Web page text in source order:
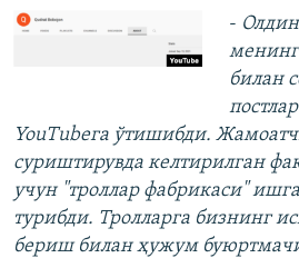
-
билан
YouTubeга ўтишибди.
суриштирувда келтирилган
учун "троллар фабрикаси"
турибди. Тролларга бизнинг
бериш билан ҳужум